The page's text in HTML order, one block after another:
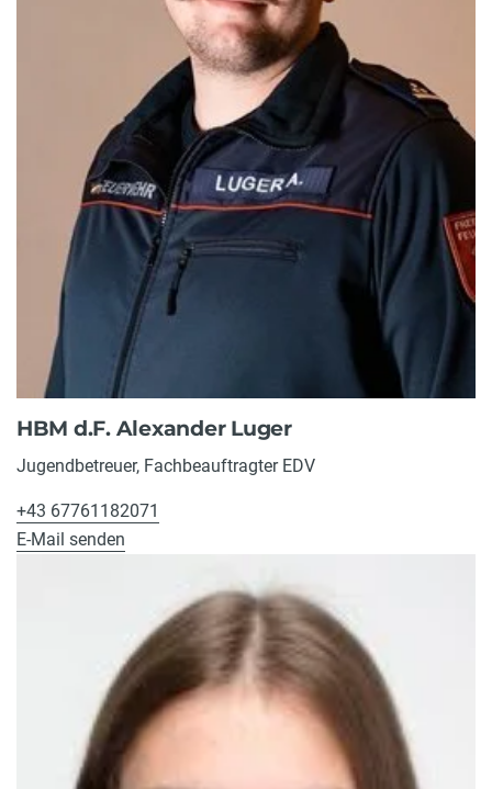
HBM d.F. Alexander Luger
Jugendbetreuer, Fachbeauftragter EDV
+43 67761182071
E-Mail senden